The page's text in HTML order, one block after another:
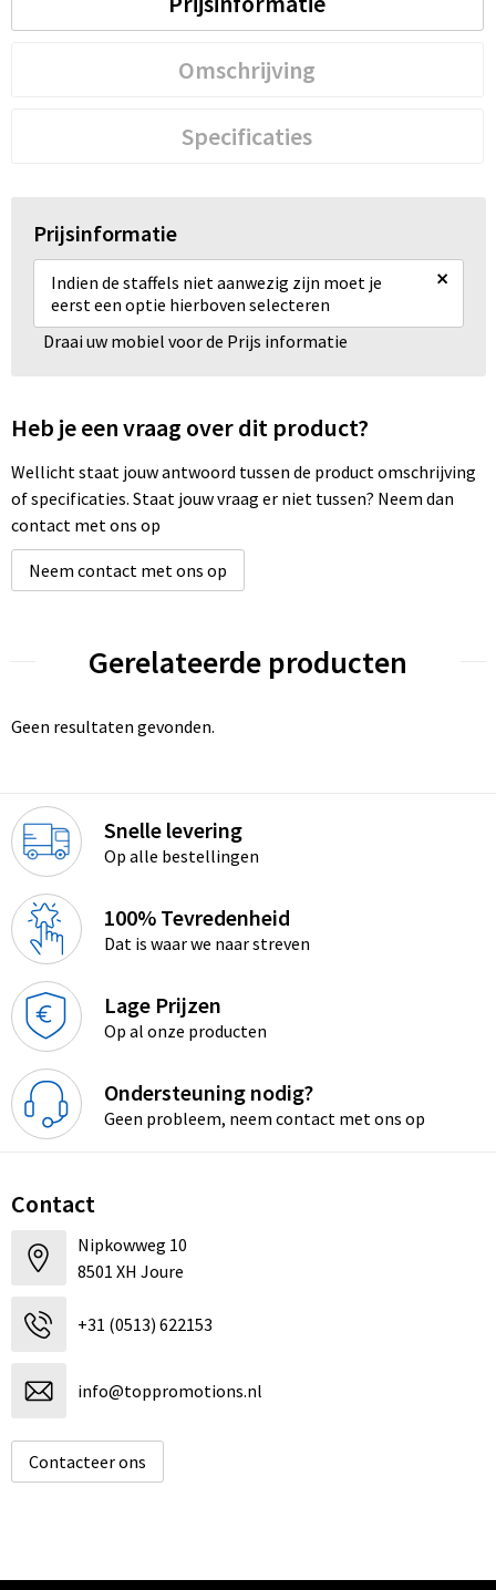
Omschrijving
Specificaties
Prijsinformatie
Indien de staffels niet aanwezig zijn moet je
eerst een optie hierboven selecteren
×
Draai uw mobiel voor de Prijs informatie
Heb je een vraag over dit product?
Wellicht staat jouw antwoord tussen de product omschrijving
of specificaties. Staat jouw vraag er niet tussen? Neem dan
contact met ons op
Neem contact met ons op
Gerelateerde producten
Geen resultaten gevonden.
Snelle levering
Op alle bestellingen
100% Tevredenheid
Dat is waar we naar streven
Lage Prijzen
Op al onze producten
Ondersteuning nodig?
Geen probleem, neem contact met ons op
Contact
Nipkowweg 10
8501 XH Joure
+31 (0513) 622153
info@toppromotions.nl
Contacteer ons